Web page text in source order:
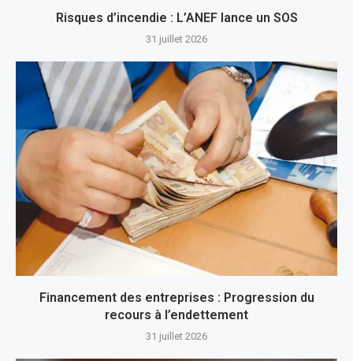
Risques d’incendie : L’ANEF lance un SOS
31 juillet 2026
Financement des entreprises : Progression du
recours à l’endettement
31 juillet 2026